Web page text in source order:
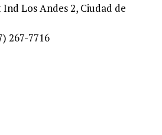
Ind Los Andes 2, Ciudad de
267-7716